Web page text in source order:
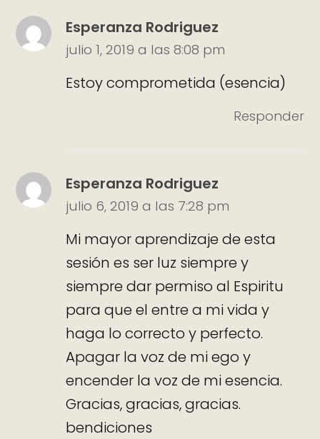
Esperanza Rodriguez
julio 1, 2019 a las 8:08 pm
Estoy comprometida (esencia)
Responder
Esperanza Rodriguez
julio 6, 2019 a las 7:28 pm
Mi mayor aprendizaje de esta
sesión es ser luz siempre y
siempre dar permiso al Espiritu
para que el entre a mi vida y
haga lo correcto y perfecto.
Apagar la voz de mi ego y
encender la voz de mi esencia.
Gracias, gracias, gracias.
bendiciones